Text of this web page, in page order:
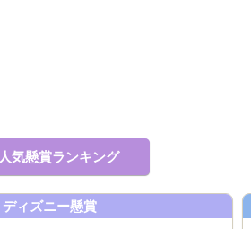
人気懸賞ランキング
ディズニー懸賞